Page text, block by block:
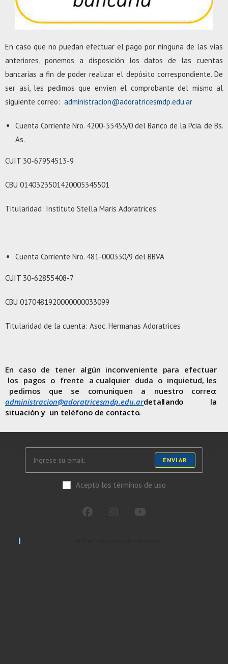
En caso que no puedan efectuar el pago por ninguna de las vías
anteriores, ponemos a disposición los datos de las cuentas
bancarias a fin de poder realizar el depósito correspondiente. De
ser así, les pedimos que envíen el comprobante del mismo al
siguiente correo: administracion@adoratricesmdp.edu.ar
Cuenta Corriente Nro. 4200-53455/0 del Banco de la Pcia. de Bs.
As.
CUIT 30-67954513-9
CBU 0140323501420005345501
Titularidad: Instituto Stella Maris Adoratrices
Cuenta Corriente Nro. 481-000330/9 del BBVA
CUIT 30-62855408-7
CBU 0170481920000000033099
Titularidad de la cuenta: Asoc. Hermanas Adoratrices
En caso de tener algún inconveniente para efectuar
los pagos o frente a cualquier duda o inquietud, les
pedimos que se comuniquen a nuestro correo:
administracion@adoratricesmdp.edu.ardetallando la
situación y un teléfono de contacto.
ENVIAR
Acepto los términos de uso